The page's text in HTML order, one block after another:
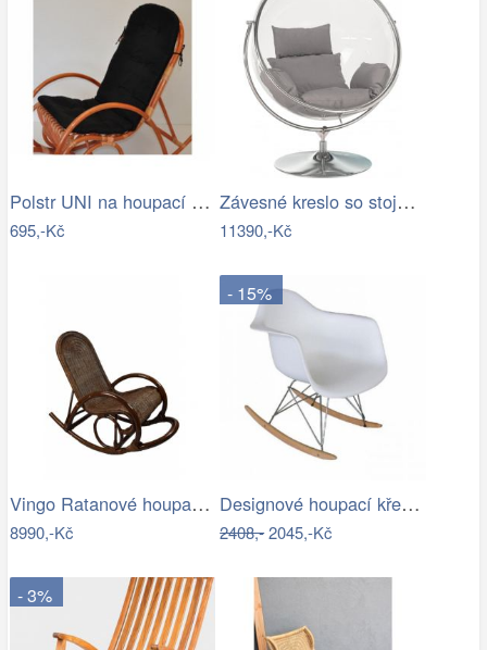
Polstr UNI na houpací křeslo - látka…
695,-Kč
Závesné kreslo so stojanom,…
11390,-Kč
Vingo Ratanové houpací křeslo - tmavě…
8990,-Kč
- 15%
Designové houpací křeslo - TK
2408,-2045,-Kč
- 3%